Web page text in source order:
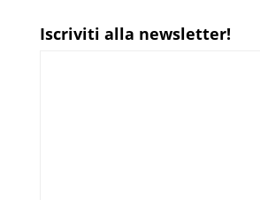
Iscriviti alla newsletter!